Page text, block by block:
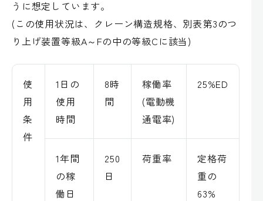
うに想定しています。
(この使用状況は、クレーン構造規格、別表第3のつ
り上げ装置等級A～Fの中の等級Cに該当)
使
用
条
件
1日の
使用
時間
8時
間
稼働率
(電動機
通電率)
25%ED
1年間
の稼
働日
250
日
荷重率
定格荷
重の
63%